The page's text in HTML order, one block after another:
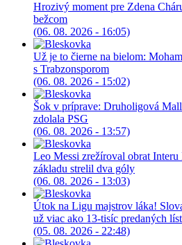
Hrozivý moment pre Zdena
bežcom
(06. 08. 2026 - 16:05)
Už je to čierne na bielom:
s Trabzonsporom
(06. 08. 2026 - 15:02)
Šok v príprave: Druholigová
zdolala PSG
(06. 08. 2026 - 13:57)
Leo Messi zrežíroval obrat
základu strelil dva góly
(06. 08. 2026 - 13:03)
Útok na Ligu majstrov láka!
už viac ako 13-tisíc predaných
(05. 08. 2026 - 22:48)